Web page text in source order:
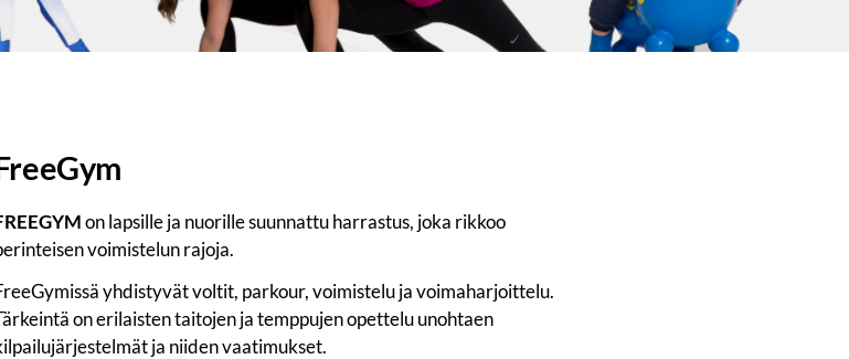
on lapsille ja nuorille suunnattu harrastus, joka rikkoo
voimistelun rajoja.
yhdistyvät voltit, parkour, voimistelu ja voimaharjoittelu.
on erilaisten taitojen ja temppujen opettelu unohtaen
ja niiden vaatimukset.